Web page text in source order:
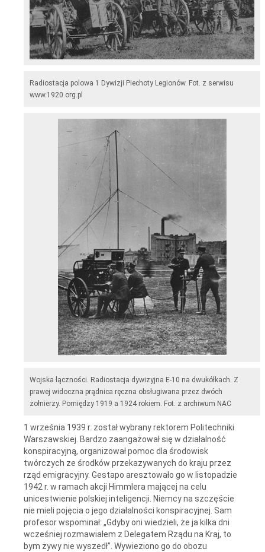
Radiostacja polowa 1 Dywizji Piechoty Legionów. Fot. z serwisu
www.1920.org.pl
Wojska łączności. Radiostacja dywizyjna E-10 na dwukółkach. Z
prawej widoczna prądnica ręczna obsługiwana przez dwóch
żołnierzy. Pomiędzy 1919 a 1924 rokiem. Fot. z archiwum NAC
1 września 1939 r. został wybrany rektorem Politechniki
Warszawskiej. Bardzo zaangażował się w działalność
konspiracyjną, organizował pomoc dla środowisk
twórczych ze środków przekazywanych do kraju przez
rząd emigracyjny. Gestapo aresztowało go w listopadzie
1942 r. w ramach akcji Himmlera mającej na celu
unicestwienie polskiej inteligencji. Niemcy na szczęście
nie mieli pojęcia o jego działalności konspiracyjnej. Sam
profesor wspominał: „Gdyby oni wiedzieli, że ja kilka dni
wcześniej rozmawiałem z Delegatem Rządu na Kraj, to
bym żywy nie wyszedł”. Wywieziono go do obozu